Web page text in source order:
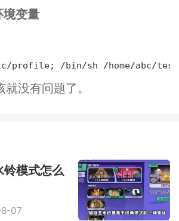
境变量
profile; /bin/sh /home/abc/
没有问题了。
铃模式怎么
07